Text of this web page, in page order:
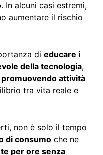
. In alcuni casi estremi,
aumentare il rischio
di educare i
della tecnologia,
promuovendo attività
tra vita reale e
non è solo il tempo
di consumo che ne
per ore senza